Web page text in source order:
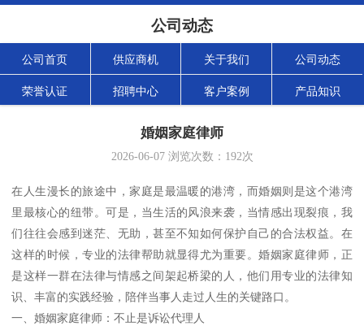
公司动态
公司首页 供应商机 关于我们 公司动态
荣誉认证 招聘中心 客户案例 产品知识
婚姻家庭律师
2026-06-07浏览次数： 192次
在人生漫长的旅途中，家庭是最温暖的港湾，而婚姻则是这个港湾
里最核心的纽带。可是，当生活的风浪来袭，当情感出现裂痕，我
们往往会感到迷茫、无助，甚至不知如何保护自己的合法权益。在
这样的时候，专业的法律帮助就显得尤为重要。婚姻家庭律师，正
是这样一群在法律与情感之间架起桥梁的人，他们用专业的法律知
识、丰富的实践经验，陪伴当事人走过人生的关键路口。
一、婚姻家庭律师：不止是诉讼代理人